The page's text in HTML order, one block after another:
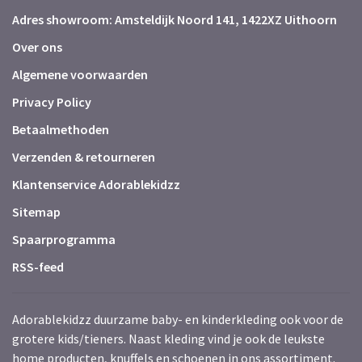
Adres showroom: Amsteldijk Noord 141, 1422XZ Uithoorn
Over ons
Algemene voorwaarden
Privacy Policy
Betaalmethoden
Verzenden & retourneren
Klantenservice Adorablekidzz
Sitemap
Spaarprogramma
RSS-feed
Adorablekidzz duurzame baby- en kinderkleding ook voor de
grotere kids/tieners. Naast kleding vind je ook de leukste
home producten, knuffels en schoenen in ons assortiment.